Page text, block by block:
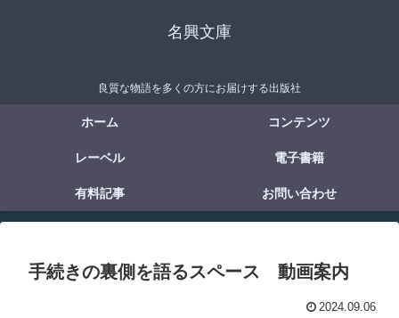
名興文庫
良質な物語を多くの方にお届けする出版社
ホーム コンテンツ
レーベル 電子書籍
有料記事 お問い合わせ
手続きの裏側を語るスペース 動画案内
2024.09.06